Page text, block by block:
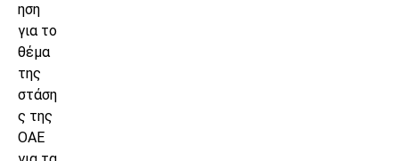
ηση
για το
θέμα
της
στάση
ς της
ΟΑΕ